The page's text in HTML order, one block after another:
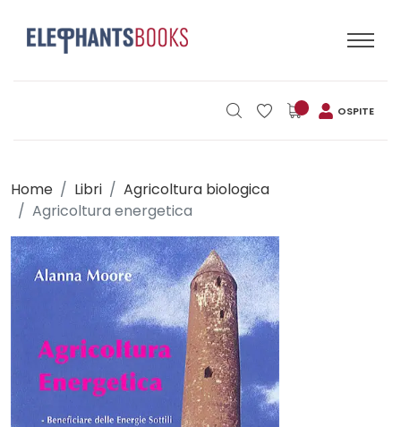
OSPITE
Home Libri
Agricoltura biologica
Agricoltura energetica